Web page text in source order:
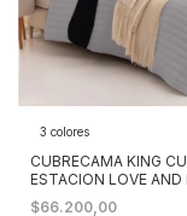
3 colores
CUBRECAMA KING
ESTACION LOVE AND
$66.200,00